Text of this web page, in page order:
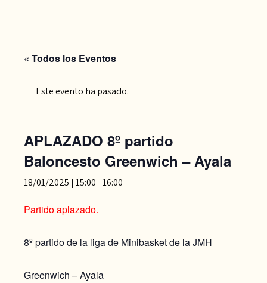
« Todos los Eventos
Este evento ha pasado.
APLAZADO 8º partido
Baloncesto Greenwich – Ayala
18/01/2025 | 15:00-16:00
Partido aplazado.
8º partido de la liga de Minibasket de la JMH
Greenwich – Ayala